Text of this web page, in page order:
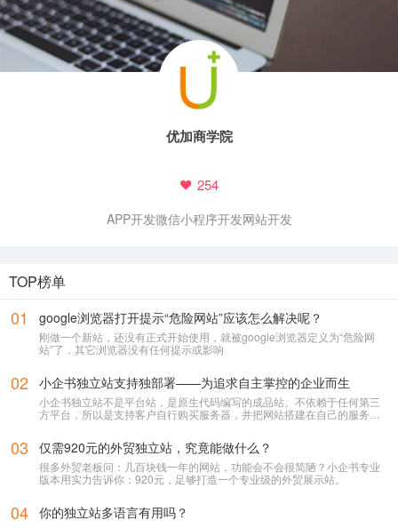
优加商学院
254
APP开发微信小程序开发网站开发
TOP榜单
01 google浏览器打开提示“危险网站”应该怎么解决呢？
刚做一个新站，还没有正式开始使用，就被google浏览器定义为“危险网
站”了，其它浏览器没有任何提示或影响
02 小企书独立站支持独部署——为追求自主掌控的企业而生
小企书独立站不是平台站，是原生代码编写的成品站。不依赖于任何第三
方平台，所以是支持客户自行购买服务器，并把网站搭建在自己的服务器
03 仅需920元的外贸独立站，究竟能做什么？
很多外贸老板问：几百块钱一年的网站，功能会不会很简陋？小企书专业
版本用实力告诉你：920元，足够打造一个专业级的外贸展示站。
04 你的独立站多语言有用吗？